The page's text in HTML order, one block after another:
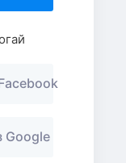
Google